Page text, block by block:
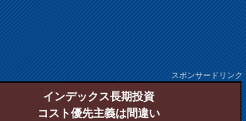
スポンサードリンク
インデックス長期投資
コスト優先主義は間違い